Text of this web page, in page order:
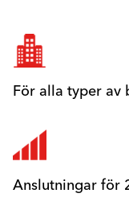
För alla typer av
Anslutningar för